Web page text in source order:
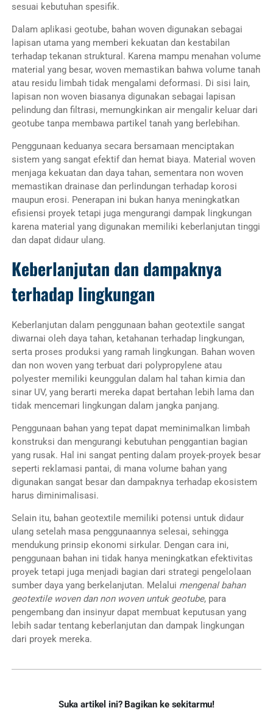
sesuai kebutuhan spesifik.
Dalam aplikasi geotube, bahan woven digunakan sebagai
lapisan utama yang memberi kekuatan dan kestabilan
terhadap tekanan struktural. Karena mampu menahan volume
material yang besar, woven memastikan bahwa volume tanah
atau residu limbah tidak mengalami deformasi. Di sisi lain,
lapisan non woven biasanya digunakan sebagai lapisan
pelindung dan filtrasi, memungkinkan air mengalir keluar dari
geotube tanpa membawa partikel tanah yang berlebihan.
Penggunaan keduanya secara bersamaan menciptakan
sistem yang sangat efektif dan hemat biaya. Material woven
menjaga kekuatan dan daya tahan, sementara non woven
memastikan drainase dan perlindungan terhadap korosi
maupun erosi. Penerapan ini bukan hanya meningkatkan
efisiensi proyek tetapi juga mengurangi dampak lingkungan
karena material yang digunakan memiliki keberlanjutan tinggi
dan dapat didaur ulang.
Keberlanjutan dan dampaknya
terhadap lingkungan
Keberlanjutan dalam penggunaan bahan geotextile sangat
diwarnai oleh daya tahan, ketahanan terhadap lingkungan,
serta proses produksi yang ramah lingkungan. Bahan woven
dan non woven yang terbuat dari polypropylene atau
polyester memiliki keunggulan dalam hal tahan kimia dan
sinar UV, yang berarti mereka dapat bertahan lebih lama dan
tidak mencemari lingkungan dalam jangka panjang.
Penggunaan bahan yang tepat dapat meminimalkan limbah
konstruksi dan mengurangi kebutuhan penggantian bagian
yang rusak. Hal ini sangat penting dalam proyek-proyek besar
seperti reklamasi pantai, di mana volume bahan yang
digunakan sangat besar dan dampaknya terhadap ekosistem
harus diminimalisasi.
Selain itu, bahan geotextile memiliki potensi untuk didaur
ulang setelah masa penggunaannya selesai, sehingga
mendukung prinsip ekonomi sirkular. Dengan cara ini,
penggunaan bahan ini tidak hanya meningkatkan efektivitas
proyek tetapi juga menjadi bagian dari strategi pengelolaan
sumber daya yang berkelanjutan. Melalui mengenal bahan
geotextile woven dan non woven untuk geotube, para
pengembang dan insinyur dapat membuat keputusan yang
lebih sadar tentang keberlanjutan dan dampak lingkungan
dari proyek mereka.
Suka artikel ini? Bagikan ke sekitarmu!